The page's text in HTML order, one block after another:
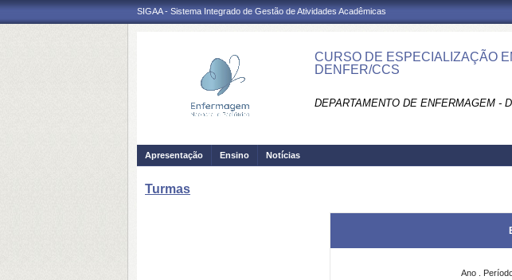
SIGAA - Sistema Integrado de Gestão de Atividades Acadêmicas
CURSO DE ESPECIALIZAÇÃO
DENFER/CCS
DEPARTAMENTO DE ENFERMAGEM -
Apresentação Ensino Notícias
Turmas
Ano